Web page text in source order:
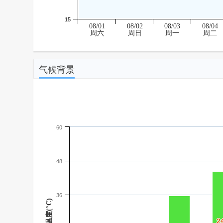
15
08/01
周六
08/02
周日
08/03
周一
08/04
周二
气候背景
温度(°C)
36
48
60